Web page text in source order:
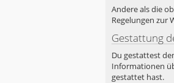
Andere als die
Regelungen zur
Gestattung
Du gestattest
Informationen
gestattet hast.